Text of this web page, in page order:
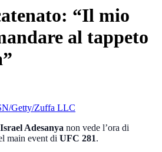
“Il mio
al tappeto
Getty/Zuffa LLC
Israel Adesanya non vede l’ora di
main event di UFC 281.